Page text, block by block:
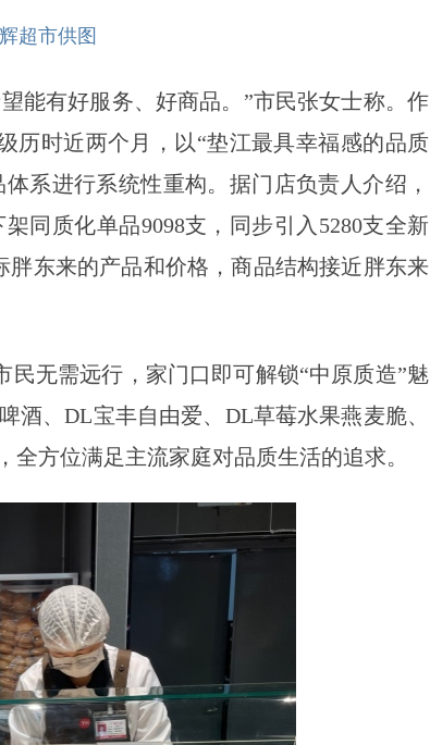
超市供图
能有好服务、好商品。”市民张女士称。作
历时近两个月，以“垫江最具幸福感的品质
系进行系统性重构。据门店负责人介绍，
同质化单品9098支，同步引入5280支全新
东来的产品和价格，商品结构接近胖东来
无需远行，家门口即可解锁“中原质造”魅
酒、DL宝丰自由爱、DL草莓水果燕麦脆、
方位满足主流家庭对品质生活的追求。